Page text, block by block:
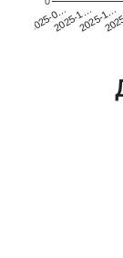
2025-0…2025-1…2025-1…